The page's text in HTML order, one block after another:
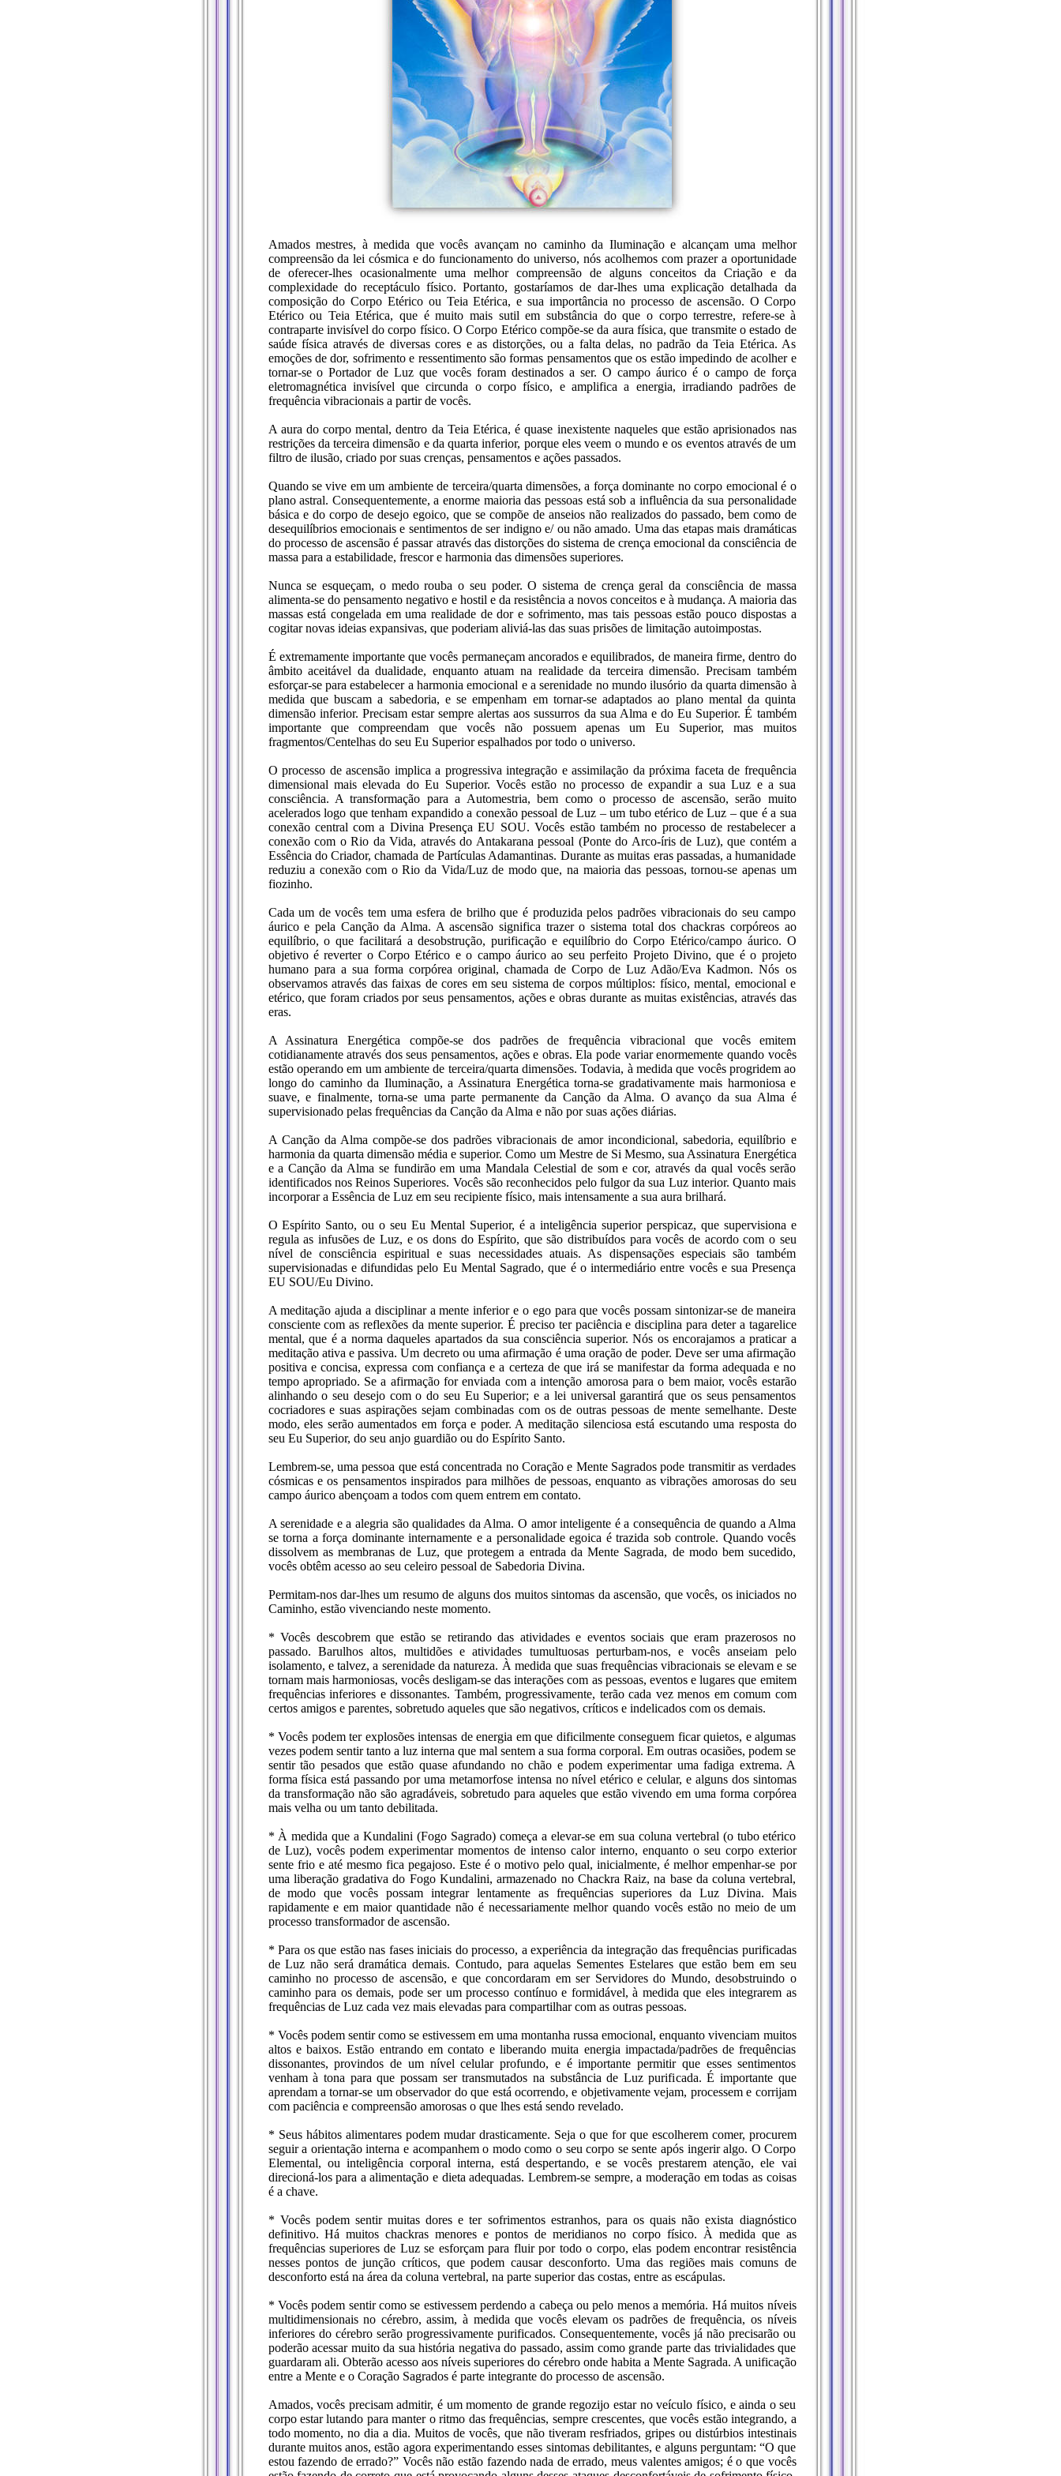
Amados mestres, à medida que vocês avançam no caminho da Iluminação e alcançam uma melhor
compreensão da lei cósmica e do funcionamento do universo, nós acolhemos com prazer a oportunidade
de oferecer-lhes ocasionalmente uma melhor compreensão de alguns conceitos da Criação e da
complexidade do receptáculo físico. Portanto, gostaríamos de dar-lhes uma explicação detalhada da
composição do Corpo Etérico ou Teia Etérica, e sua importância no processo de ascensão. O Corpo
Etérico ou Teia Etérica, que é muito mais sutil em substância do que o corpo terrestre, refere-se à
contraparte invisível do corpo físico. O Corpo Etérico compõe-se da aura física, que transmite o estado de
saúde física através de diversas cores e as distorções, ou a falta delas, no padrão da Teia Etérica. As
emoções de dor, sofrimento e ressentimento são formas pensamentos que os estão impedindo de acolher e
tornar-se o Portador de Luz que vocês foram destinados a ser. O campo áurico é o campo de força
eletromagnética invisível que circunda o corpo físico, e amplifica a energia, irradiando padrões de
frequência vibracionais a partir de vocês.
A aura do corpo mental, dentro da Teia Etérica, é quase inexistente naqueles que estão aprisionados nas
restrições da terceira dimensão e da quarta inferior, porque eles veem o mundo e os eventos através de um
filtro de ilusão, criado por suas crenças, pensamentos e ações passados.
Quando se vive em um ambiente de terceira/quarta dimensões, a força dominante no corpo emocional é o
plano astral. Consequentemente, a enorme maioria das pessoas está sob a influência da sua personalidade
básica e do corpo de desejo egoico, que se compõe de anseios não realizados do passado, bem como de
desequilíbrios emocionais e sentimentos de ser indigno e/ ou não amado. Uma das etapas mais dramáticas
do processo de ascensão é passar através das distorções do sistema de crença emocional da consciência de
massa para a estabilidade, frescor e harmonia das dimensões superiores.
Nunca se esqueçam, o medo rouba o seu poder. O sistema de crença geral da consciência de massa
alimenta-se do pensamento negativo e hostil e da resistência a novos conceitos e à mudança. A maioria das
massas está congelada em uma realidade de dor e sofrimento, mas tais pessoas estão pouco dispostas a
cogitar novas ideias expansivas, que poderiam aliviá-las das suas prisões de limitação autoimpostas.
É extremamente importante que vocês permaneçam ancorados e equilibrados, de maneira firme, dentro do
âmbito aceitável da dualidade, enquanto atuam na realidade da terceira dimensão. Precisam também
esforçar-se para estabelecer a harmonia emocional e a serenidade no mundo ilusório da quarta dimensão à
medida que buscam a sabedoria, e se empenham em tornar-se adaptados ao plano mental da quinta
dimensão inferior. Precisam estar sempre alertas aos sussurros da sua Alma e do Eu Superior. É também
importante que compreendam que vocês não possuem apenas um Eu Superior, mas muitos
fragmentos/Centelhas do seu Eu Superior espalhados por todo o universo.
O processo de ascensão implica a progressiva integração e assimilação da próxima faceta de frequência
dimensional mais elevada do Eu Superior. Vocês estão no processo de expandir a sua Luz e a sua
consciência. A transformação para a Automestria, bem como o processo de ascensão, serão muito
acelerados logo que tenham expandido a conexão pessoal de Luz – um tubo etérico de Luz – que é a sua
conexão central com a Divina Presença EU SOU. Vocês estão também no processo de restabelecer a
conexão com o Rio da Vida, através do Antakarana pessoal (Ponte do Arco-íris de Luz), que contém a
Essência do Criador, chamada de Partículas Adamantinas. Durante as muitas eras passadas, a humanidade
reduziu a conexão com o Rio da Vida/Luz de modo que, na maioria das pessoas, tornou-se apenas um
fiozinho.
Cada um de vocês tem uma esfera de brilho que é produzida pelos padrões vibracionais do seu campo
áurico e pela Canção da Alma. A ascensão significa trazer o sistema total dos chackras corpóreos ao
equilíbrio, o que facilitará a desobstrução, purificação e equilíbrio do Corpo Etérico/campo áurico. O
objetivo é reverter o Corpo Etérico e o campo áurico ao seu perfeito Projeto Divino, que é o projeto
humano para a sua forma corpórea original, chamada de Corpo de Luz Adão/Eva Kadmon. Nós os
observamos através das faixas de cores em seu sistema de corpos múltiplos: físico, mental, emocional e
etérico, que foram criados por seus pensamentos, ações e obras durante as muitas existências, através das
eras.
A Assinatura Energética compõe-se dos padrões de frequência vibracional que vocês emitem
cotidianamente através dos seus pensamentos, ações e obras. Ela pode variar enormemente quando vocês
estão operando em um ambiente de terceira/quarta dimensões. Todavia, à medida que vocês progridem ao
longo do caminho da Iluminação, a Assinatura Energética torna-se gradativamente mais harmoniosa e
suave, e finalmente, torna-se uma parte permanente da Canção da Alma. O avanço da sua Alma é
supervisionado pelas frequências da Canção da Alma e não por suas ações diárias.
A Canção da Alma compõe-se dos padrões vibracionais de amor incondicional, sabedoria, equilíbrio e
harmonia da quarta dimensão média e superior. Como um Mestre de Si Mesmo, sua Assinatura Energética
e a Canção da Alma se fundirão em uma Mandala Celestial de som e cor, através da qual vocês serão
identificados nos Reinos Superiores. Vocês são reconhecidos pelo fulgor da sua Luz interior. Quanto mais
incorporar a Essência de Luz em seu recipiente físico, mais intensamente a sua aura brilhará.
O Espírito Santo, ou o seu Eu Mental Superior, é a inteligência superior perspicaz, que supervisiona e
regula as infusões de Luz, e os dons do Espírito, que são distribuídos para vocês de acordo com o seu
nível de consciência espiritual e suas necessidades atuais. As dispensações especiais são também
supervisionadas e difundidas pelo Eu Mental Sagrado, que é o intermediário entre vocês e sua Presença
EU SOU/Eu Divino.
A meditação ajuda a disciplinar a mente inferior e o ego para que vocês possam sintonizar-se de maneira
consciente com as reflexões da mente superior. É preciso ter paciência e disciplina para deter a tagarelice
mental, que é a norma daqueles apartados da sua consciência superior. Nós os encorajamos a praticar a
meditação ativa e passiva. Um decreto ou uma afirmação é uma oração de poder. Deve ser uma afirmação
positiva e concisa, expressa com confiança e a certeza de que irá se manifestar da forma adequada e no
tempo apropriado. Se a afirmação for enviada com a intenção amorosa para o bem maior, vocês estarão
alinhando o seu desejo com o do seu Eu Superior; e a lei universal garantirá que os seus pensamentos
cocriadores e suas aspirações sejam combinadas com os de outras pessoas de mente semelhante. Deste
modo, eles serão aumentados em força e poder. A meditação silenciosa está escutando uma resposta do
seu Eu Superior, do seu anjo guardião ou do Espírito Santo.
Lembrem-se, uma pessoa que está concentrada no Coração e Mente Sagrados pode transmitir as verdades
cósmicas e os pensamentos inspirados para milhões de pessoas, enquanto as vibrações amorosas do seu
campo áurico abençoam a todos com quem entrem em contato.
A serenidade e a alegria são qualidades da Alma. O amor inteligente é a consequência de quando a Alma
se torna a força dominante internamente e a personalidade egoica é trazida sob controle. Quando vocês
dissolvem as membranas de Luz, que protegem a entrada da Mente Sagrada, de modo bem sucedido,
vocês obtêm acesso ao seu celeiro pessoal de Sabedoria Divina.
Permitam-nos dar-lhes um resumo de alguns dos muitos sintomas da ascensão, que vocês, os iniciados no
Caminho, estão vivenciando neste momento.
* Vocês descobrem que estão se retirando das atividades e eventos sociais que eram prazerosos no
passado. Barulhos altos, multidões e atividades tumultuosas perturbam-nos, e vocês anseiam pelo
isolamento, e talvez, a serenidade da natureza. À medida que suas frequências vibracionais se elevam e se
tornam mais harmoniosas, vocês desligam-se das interações com as pessoas, eventos e lugares que emitem
frequências inferiores e dissonantes. Também, progressivamente, terão cada vez menos em comum com
certos amigos e parentes, sobretudo aqueles que são negativos, críticos e indelicados com os demais.
* Vocês podem ter explosões intensas de energia em que dificilmente conseguem ficar quietos, e algumas
vezes podem sentir tanto a luz interna que mal sentem a sua forma corporal. Em outras ocasiões, podem se
sentir tão pesados que estão quase afundando no chão e podem experimentar uma fadiga extrema. A
forma física está passando por uma metamorfose intensa no nível etérico e celular, e alguns dos sintomas
da transformação não são agradáveis, sobretudo para aqueles que estão vivendo em uma forma corpórea
mais velha ou um tanto debilitada.
* À medida que a Kundalini (Fogo Sagrado) começa a elevar-se em sua coluna vertebral (o tubo etérico
de Luz), vocês podem experimentar momentos de intenso calor interno, enquanto o seu corpo exterior
sente frio e até mesmo fica pegajoso. Este é o motivo pelo qual, inicialmente, é melhor empenhar-se por
uma liberação gradativa do Fogo Kundalini, armazenado no Chackra Raiz, na base da coluna vertebral,
de modo que vocês possam integrar lentamente as frequências superiores da Luz Divina. Mais
rapidamente e em maior quantidade não é necessariamente melhor quando vocês estão no meio de um
processo transformador de ascensão.
* Para os que estão nas fases iniciais do processo, a experiência da integração das frequências purificadas
de Luz não será dramática demais. Contudo, para aquelas Sementes Estelares que estão bem em seu
caminho no processo de ascensão, e que concordaram em ser Servidores do Mundo, desobstruindo o
caminho para os demais, pode ser um processo contínuo e formidável, à medida que eles integrarem as
frequências de Luz cada vez mais elevadas para compartilhar com as outras pessoas.
* Vocês podem sentir como se estivessem em uma montanha russa emocional, enquanto vivenciam muitos
altos e baixos. Estão entrando em contato e liberando muita energia impactada/padrões de frequências
dissonantes, provindos de um nível celular profundo, e é importante permitir que esses sentimentos
venham à tona para que possam ser transmutados na substância de Luz purificada. É importante que
aprendam a tornar-se um observador do que está ocorrendo, e objetivamente vejam, processem e corrijam
com paciência e compreensão amorosas o que lhes está sendo revelado.
* Seus hábitos alimentares podem mudar drasticamente. Seja o que for que escolherem comer, procurem
seguir a orientação interna e acompanhem o modo como o seu corpo se sente após ingerir algo. O Corpo
Elemental, ou inteligência corporal interna, está despertando, e se vocês prestarem atenção, ele vai
direcioná-los para a alimentação e dieta adequadas. Lembrem-se sempre, a moderação em todas as coisas
é a chave.
* Vocês podem sentir muitas dores e ter sofrimentos estranhos, para os quais não exista diagnóstico
definitivo. Há muitos chackras menores e pontos de meridianos no corpo físico. À medida que as
frequências superiores de Luz se esforçam para fluir por todo o corpo, elas podem encontrar resistência
nesses pontos de junção críticos, que podem causar desconforto. Uma das regiões mais comuns de
desconforto está na área da coluna vertebral, na parte superior das costas, entre as escápulas.
* Vocês podem sentir como se estivessem perdendo a cabeça ou pelo menos a memória. Há muitos níveis
multidimensionais no cérebro, assim, à medida que vocês elevam os padrões de frequência, os níveis
inferiores do cérebro serão progressivamente purificados. Consequentemente, vocês já não precisarão ou
poderão acessar muito da sua história negativa do passado, assim como grande parte das trivialidades que
guardaram ali. Obterão acesso aos níveis superiores do cérebro onde habita a Mente Sagrada. A unificação
entre a Mente e o Coração Sagrados é parte integrante do processo de ascensão.
Amados, vocês precisam admitir, é um momento de grande regozijo estar no veículo físico, e ainda o seu
corpo estar lutando para manter o ritmo das frequências, sempre crescentes, que vocês estão integrando, a
todo momento, no dia a dia. Muitos de vocês, que não tiveram resfriados, gripes ou distúrbios intestinais
durante muitos anos, estão agora experimentando esses sintomas debilitantes, e alguns perguntam: “O que
estou fazendo de errado?” Vocês não estão fazendo nada de errado, meus valentes amigos; é o que vocês